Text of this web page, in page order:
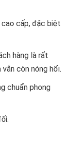
cấp, đặc biệt
hàng là rất
còn nóng hổi.
chuẩn phong